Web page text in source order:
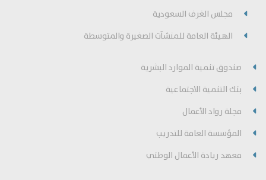
مجلس الغرف السعودية
الهيئة العامة للمنشآت الصغيرة والمتوسطة
صندوق تنمية الموارد البشرية
بنك التنمية الاجتماعية
مجلة رواد الأعمال
المؤسسة العامة للتدريب
معهد ريادة الأعمال الوطني